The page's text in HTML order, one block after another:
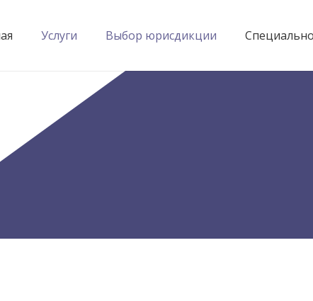
Услуги Выбор юрисдикции